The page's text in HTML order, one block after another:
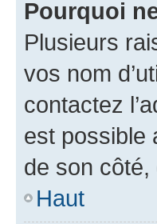
Pourquoi
Plusieurs
vos nom
contactez
est possible
de son côté,
Haut